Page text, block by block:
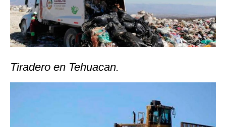
Tiradero en Tehuacan.